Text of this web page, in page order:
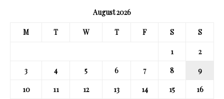
August 2026
M T W T F S S
1
2
3
4 5 6 7 8
9
10
11 12 13 14 15
16